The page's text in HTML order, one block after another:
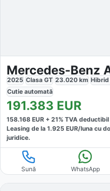
2025 Clasa GT 23.020 km Hibrid
Cutie automată
191.383 EUR
158.168 EUR + 21% TVA deductibil
Leasing de la 1.925 EUR/luna cu
juridice.
Sună WhatsApp